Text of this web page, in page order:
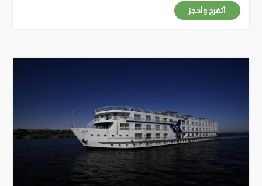
أتفرج وأحجز